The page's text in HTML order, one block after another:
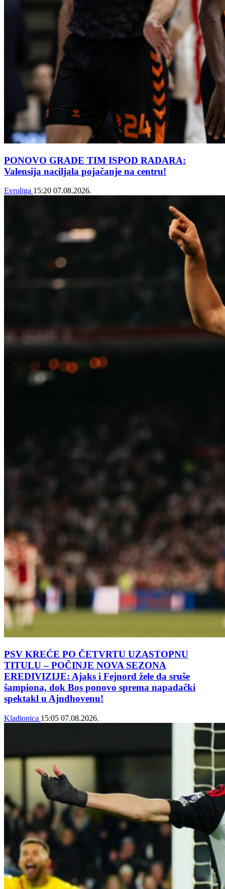
PONOVO GRADE TIM ISPOD RADARA:
Valensija naciljala pojačanje na centru!
Evroliga 15:20 07.08.2026.
PSV KREĆE PO ČETVRTU UZASTOPNU
TITULU – POČINJE NOVA SEZONA
EREDIVIZIJE: Ajaks i Fejnord žele da sruše
šampiona, dok Bos ponovo sprema napadački
spektakl u Ajndhovenu!
Kladionica 15:05 07.08.2026.